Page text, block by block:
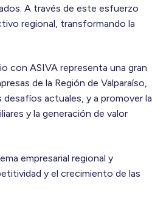
A través de este esfuerzo
regional, transformando la
con ASIVA representa una gran
de la Región de Valparaíso,
actuales, y a promover la
y la generación de valor
empresarial regional y
y el crecimiento de las